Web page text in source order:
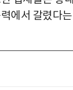
에서 갈렸다